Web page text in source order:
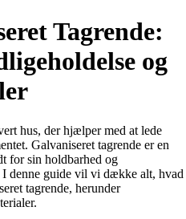
Tagrende:
og
hus, der hjælper med at lede
Galvaniseret tagrende er en
for sin holdbarhed og
denne guide vil vi dække alt, hvad
tagrende, herunder